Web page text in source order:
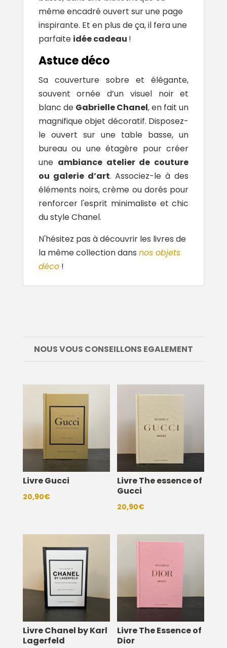
même encadré ouvert sur une page
inspirante. Et en plus de ça, il fera une
parfaite idée cadeau !
Astuce déco
Sa couverture sobre et élégante,
souvent ornée d’un visuel noir et
blanc de Gabrielle Chanel, en fait un
magnifique objet décoratif. Disposez-
le ouvert sur une table basse, un
bureau ou une étagère pour créer
une ambiance atelier de couture
ou galerie d’art. Associez-le à des
éléments noirs, crème ou dorés pour
renforcer l'esprit minimaliste et chic
du style Chanel.
N'hésitez pas à découvrir les livres de
la même collection dans nos objets
déco!
NOUS VOUS CONSEILLONS EGALEMENT
Livre Gucci
20,90€
Livre The essence of
Gucci
20,90€
Livre Chanel by Karl
Lagerfeld
Livre The Essence of
Dior